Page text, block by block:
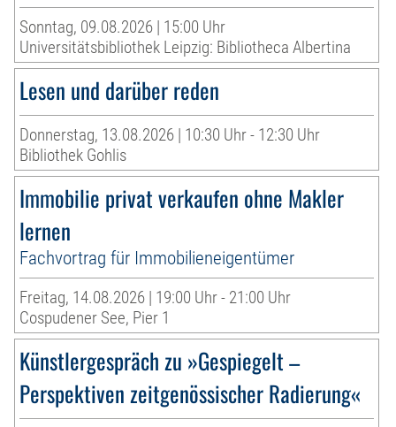
Sonntag, 09.08.2026 | 15:00 Uhr
Universitätsbibliothek Leipzig: Bibliotheca Albertina
Lesen und darüber reden
Donnerstag, 13.08.2026 | 10:30 Uhr - 12:30 Uhr
Bibliothek Gohlis
Immobilie privat verkaufen ohne Makler
lernen
Fachvortrag für Immobilieneigentümer
Freitag, 14.08.2026 | 19:00 Uhr - 21:00 Uhr
Cospudener See, Pier 1
Künstlergespräch zu »Gespiegelt –
Perspektiven zeitgenössischer Radierung«